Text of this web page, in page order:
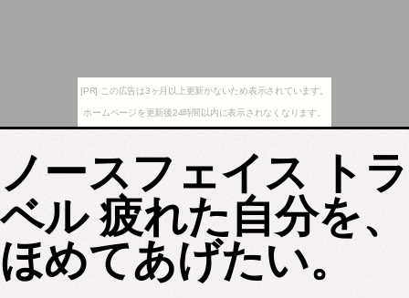
[PR] この広告は3ヶ月以上更新がないため表示されています。
ホームページを更新後24時間以内に表示されなくなります。
ノースフェイス トラ
ベル 疲れた自分を、
ほめてあげたい。